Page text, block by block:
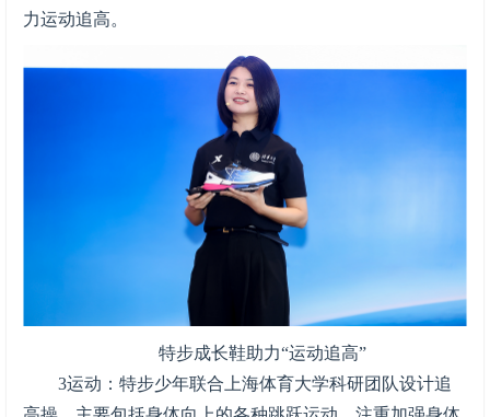
力运动追高。
特步成长鞋助力“运动追高”
3运动：特步少年联合上海体育大学科研团队设计追